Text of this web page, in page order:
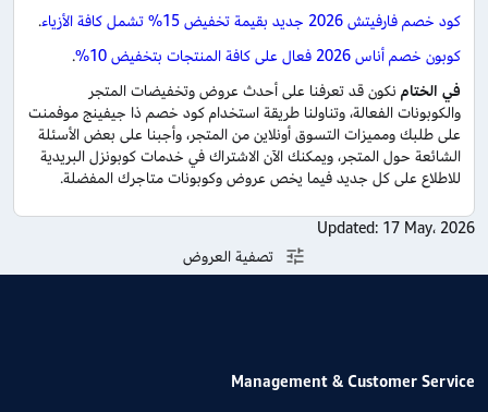
كود خصم فارفيتش 2026 جديد بقيمة تخفيض 15% تشمل كافة الأزياء
.
كوبون خصم أناس 2026 فعال على كافة المنتجات بتخفيض 10%
.
في الختام نكون قد تعرفنا على أحدث عروض وتخفيضات المتجر
والكوبونات الفعالة، وتناولنا طريقة استخدام كود خصم ذا جيفينج موفمنت
على طلبك ومميزات التسوق أونلاين من المتجر، وأجبنا على بعض الأسئلة
الشائعة حول المتجر، ويمكنك الآن الاشتراك في خدمات كوبونزل البريدية
للاطلاع على كل جديد فيما يخص عروض وكوبونات متاجرك المفضلة.
Updated: 17 May، 2026
تصفية العروض
Management & Customer Service